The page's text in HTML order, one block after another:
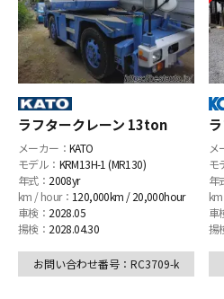
ラフタークレーン 13ton
メーカー： KATO
モデル： KRM13H-1 (MR130)
年式： 2008yr
km / hour： 120,000km / 20,000hour
車検： 2028.05
揚検： 2028.04.30
お問い合わせ番号：RC3709-k
メ
モ
年
車
揚